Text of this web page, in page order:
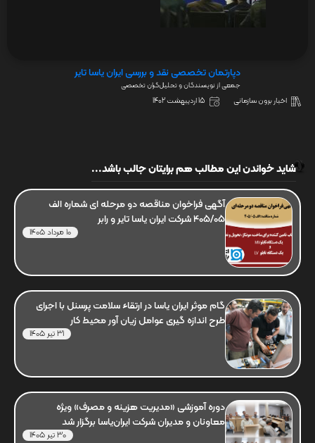
دپارتمان تخصصی نقد و بررسی ایران یاسا تایر
جمعی از نویسندگان و تحلیل‌گران تخصصی
اخبار برون سازمانی 15 اردیبهشت 1402
شاید خواندن این مطالب هم برایتان جالب باشد...
آگهی فراخوان مناقصه دو مرحله ای شماره الف
405/05 شرکت ایران یاسا تایر و رابر
10 مرداد 1405
گام موثر ایران یاسا در ارتقاء سلامت پرسنل با اجرای
طرح اندازه گیری عوامل زیان آور محیط کار
31 تیر 1405
دوره آموزشی «مدیریت هزینه و مصرف» ویژه
معاونان و مدیران شرکت ایران‌یاسا برگزار شد
30 تیر 1405